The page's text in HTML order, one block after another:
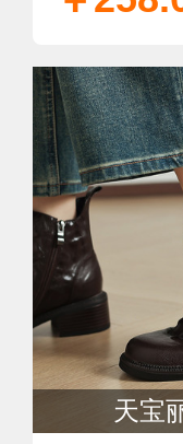
天宝